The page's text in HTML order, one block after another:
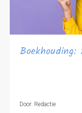
Door: Redactie